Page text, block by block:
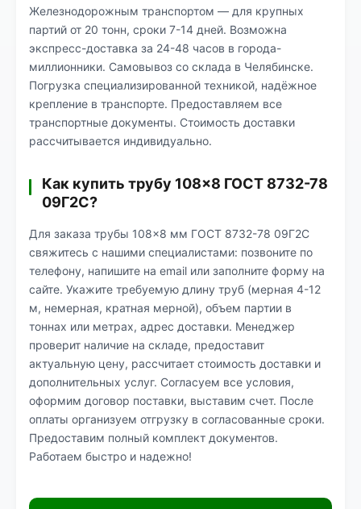
Железнодорожным транспортом — для крупных
партий от 20 тонн, сроки 7-14 дней. Возможна
экспресс-доставка за 24-48 часов в города-
миллионники. Самовывоз со склада в Челябинске.
Погрузка специализированной техникой, надёжное
крепление в транспорте. Предоставляем все
транспортные документы. Стоимость доставки
рассчитывается индивидуально.
Как купить трубу 108×8 ГОСТ 8732-78
09Г2С?
Для заказа трубы 108×8 мм ГОСТ 8732-78 09Г2С
свяжитесь с нашими специалистами: позвоните по
телефону, напишите на email или заполните форму на
сайте. Укажите требуемую длину труб (мерная 4-12
м, немерная, кратная мерной), объем партии в
тоннах или метрах, адрес доставки. Менеджер
проверит наличие на складе, предоставит
актуальную цену, рассчитает стоимость доставки и
дополнительных услуг. Согласуем все условия,
оформим договор поставки, выставим счет. После
оплаты организуем отгрузку в согласованные сроки.
Предоставим полный комплект документов.
Работаем быстро и надежно!